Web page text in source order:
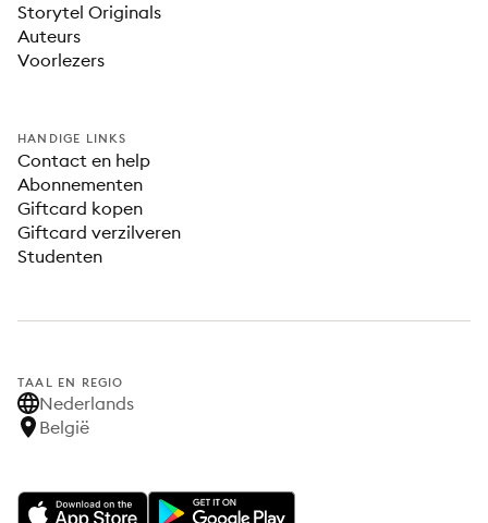
Storytel Originals
Auteurs
Voorlezers
HANDIGE LINKS
Contact en help
Abonnementen
Giftcard kopen
Giftcard verzilveren
Studenten
TAAL EN REGIO
Nederlands
België